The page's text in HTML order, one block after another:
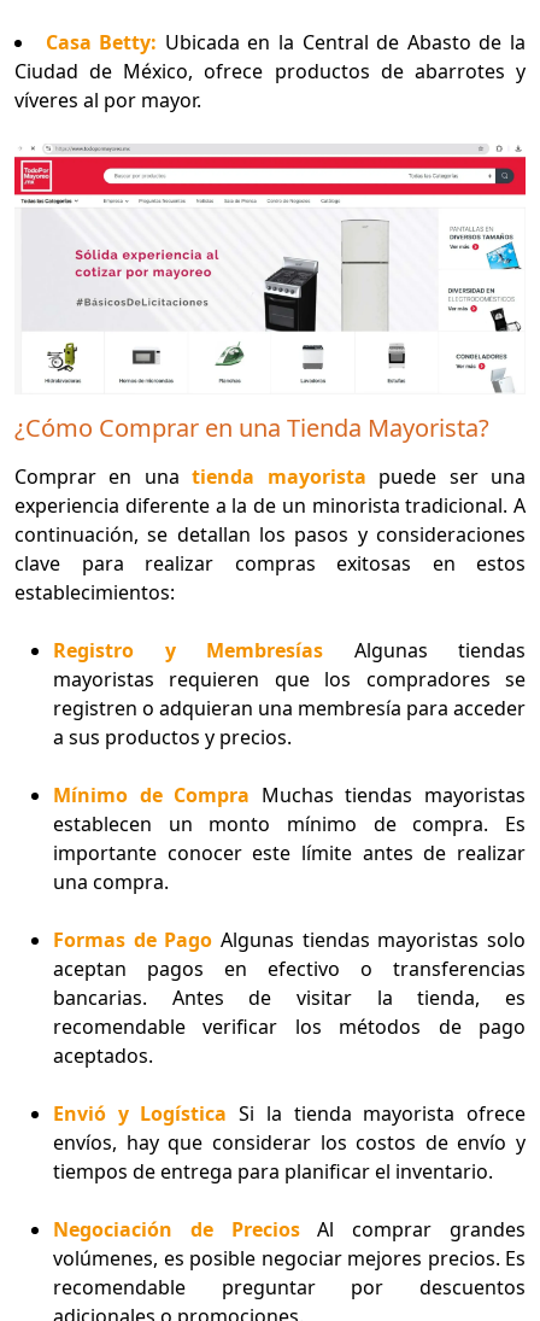
Casa Betty: Ubicada en la Central de Abasto de la
Ciudad de México, ofrece productos de abarrotes y
víveres al por mayor.
¿Cómo Comprar en una Tienda Mayorista?
Comprar en unatienda mayorista puede ser una
experiencia diferente a la de un minorista tradicional. A
continuación, se detallan los pasos y consideraciones
clave para realizar compras exitosas en estos
establecimientos:
Registro y Membresías Algunas tiendas
mayoristas requieren que los compradores se
registren o adquieran una membresía para acceder
a sus productos y precios.
Mínimo de Compra Muchas tiendas mayoristas
establecen un monto mínimo de compra. Es
importante conocer este límite antes de realizar
una compra.
Formas de Pago Algunas tiendas mayoristas solo
aceptan pagos en efectivo o transferencias
bancarias. Antes de visitar la tienda, es
recomendable verificar los métodos de pago
aceptados.
Envió y Logística Si la tienda mayorista ofrece
envíos, hay que considerar los costos de envío y
tiempos de entrega para planificar el inventario.
Negociación de PreciosAl comprar grandes
volúmenes, es posible negociar mejores precios. Es
recomendable preguntar por descuentos
adicionales o promociones.